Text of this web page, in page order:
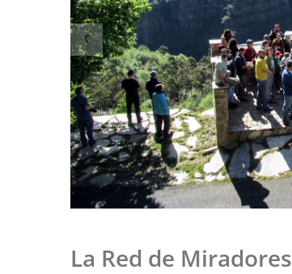
La Red de Miradores